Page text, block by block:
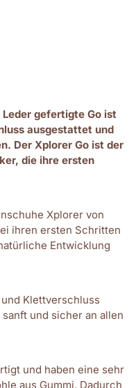
gefertigte Go ist
ausgestattet und
Der Xplorer Go ist der
die ihre ersten
Xplorer von
ihren ersten Schritten
Entwicklung
Klettverschluss
und sicher an allen
und haben eine sehr
aus Gummi. Dadurch